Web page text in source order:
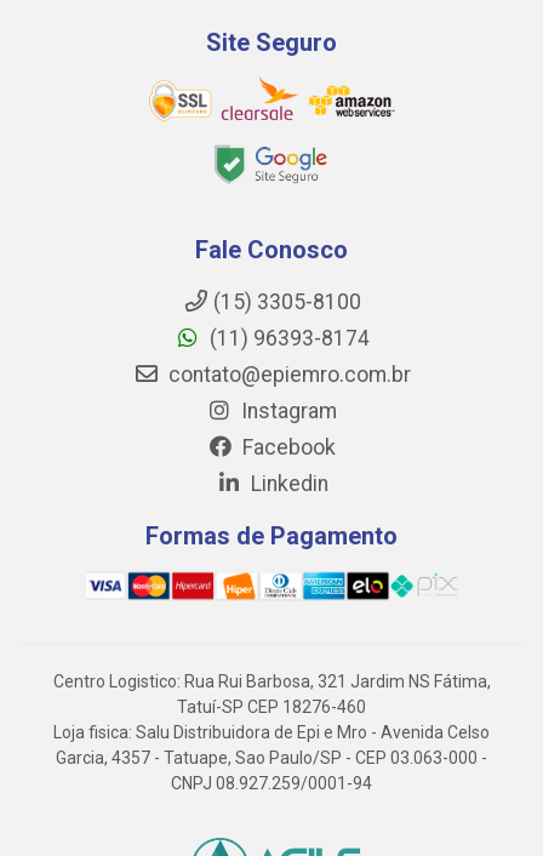
Site Seguro
Fale Conosco
(15) 3305-8100
(11) 96393-8174
contato@epiemro.com.br
Instagram
Facebook
Linkedin
Formas de Pagamento
Centro Logistico: Rua Rui Barbosa, 321 Jardim NS Fátima,
Tatuí-SP CEP 18276-460
Loja fisica: Salu Distribuidora de Epi e Mro - Avenida Celso
Garcia, 4357 - Tatuape, Sao Paulo/SP - CEP 03.063-000 -
CNPJ 08.927.259/0001-94